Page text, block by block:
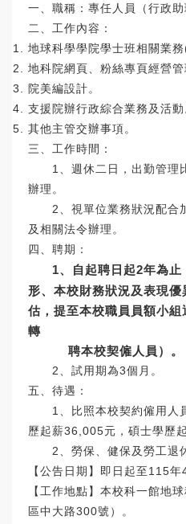
一、職稱：專任人員（行政助
二、工作內容：
地球科學學院學士班相關業
地科院網頁、粉絲專頁經營管
院美編設計。
支援院辦行政綜合業務及活動
其他主管交辦事項。
三、工作時間：
1、週休二日，出勤管理
辦理。
2、視單位業務狀況配合
及相關法令辦理。
四、聘期：
1、自起聘日起2年為
形、本校財務狀況及表現
估，提至本校職員員額小
轉
聘本校契僱人員）。
2、試用期為3個月。
五、待遇：
1、比照本校契約僱用人
歷起薪36,005元，碩士學歷
2、勞保、健保及勞工退休
【公告日期】即日起至115年
【工作地點】本校科一館地
區中大路300號）。